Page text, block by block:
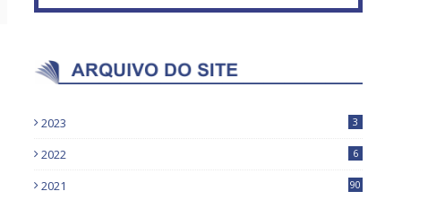
2023 3
2022 6
2021 90